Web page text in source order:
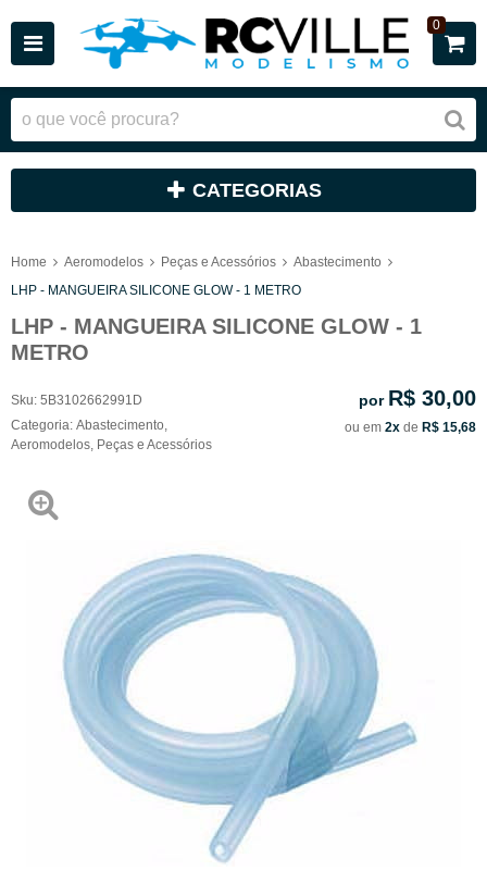
0
CATEGORIAS
Home Aeromodelos Peças e Acessórios
Abastecimento
LHP - MANGUEIRA SILICONE GLOW - 1 METRO
LHP - MANGUEIRA SILICONE GLOW - 1
METRO
Sku: 5B3102662991D
Categoria: Abastecimento
Aeromodelos Peças e Acessórios
por R$ 30,00
ou em 2x de R$ 15,68